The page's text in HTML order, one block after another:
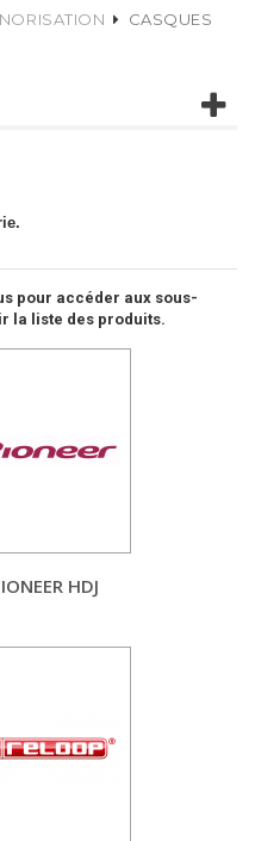
CASQUES
pour accéder aux sous-
la liste des produits.
HDJ